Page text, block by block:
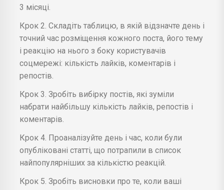
3 місяці.
Крок 2. Складіть таблицю, в якій відзначте день і
точний час розміщення кожного поста, його тему
і реакцію на нього з боку користувачів
соцмережі: кількість лайків, коментарів і
репостів.
Крок 3. Зробіть вибірку постів, які зуміли
набрати найбільшу кількість лайків, репостів і
коментарів.
Крок 4. Проаналізуйте день і час, коли були
опубліковані статті, що потрапили в список
найпопулярніших за кількістю реакцій.
Крок 5. Зробіть висновки про те, коли ваші